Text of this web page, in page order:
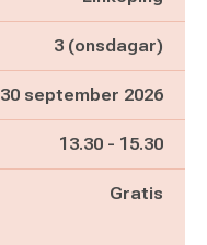
3 (onsdagar)
30 september 2026
Pågår mellan
13.30 - och
15.30
Gratis